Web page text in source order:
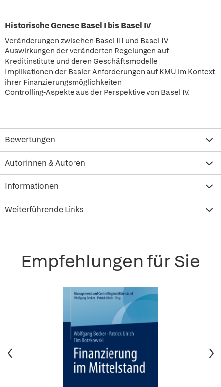
Historische Genese Basel I bis Basel IV
Veränderungen zwischen Basel III und Basel IV
Auswirkungen der veränderten Regelungen auf
Kreditinstitute und deren Geschäftsmodelle
Implikationen der Basler Anforderungen auf KMU im Kontext
ihrer Finanzierungsmöglichkeiten
Controlling-Aspekte aus der Perspektive von Basel IV.
Bewertungen
Autorinnen & Autoren
Informationen
Weiterführende Links
Empfehlungen für Sie